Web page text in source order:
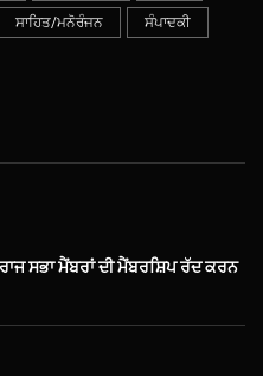
ਸਾਹਿਤ/ਮਨੋਰੰਜਨ ਸੰਪਾਦਕੀ
ਸਭਾ ਮੈਂਬਰਾਂ ਦੀ ਮੈਂਬਰਸ਼ਿਪ ਰੱਦ ਕਰਨ